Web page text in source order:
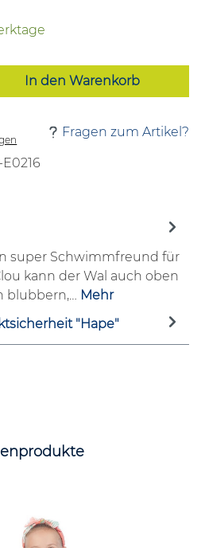
Gib den
In den Warenkorb
Fragen zum Artikel?
E0216
super Schwimmfreund für
kann der Wal auch oben
blubbern,… Mehr
"Hape"